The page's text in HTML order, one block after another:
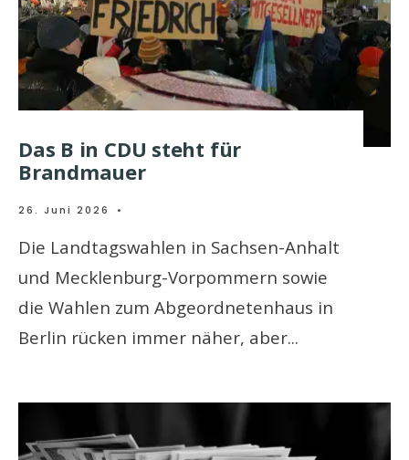
Das B in CDU steht für
Brandmauer
26. Juni 2026 •
Die Landtagswahlen in Sachsen-Anhalt
und Mecklenburg-Vorpommern sowie
die Wahlen zum Abgeordnetenhaus in
Berlin rücken immer näher, aber...